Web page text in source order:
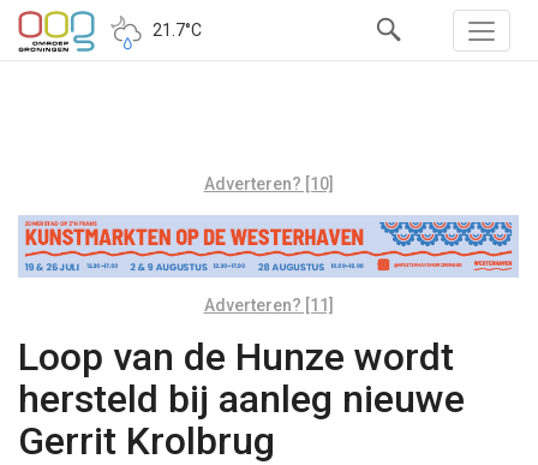
21.7°C
Adverteren? [10]
Adverteren? [11]
Loop van de Hunze wordt
hersteld bij aanleg nieuwe
Gerrit Krolbrug